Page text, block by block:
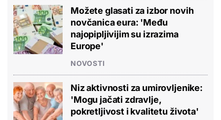
Možete glasati za izbor novih
novčanica eura: 'Među
najopipljivijim su izrazima
Europe'
NOVOSTI
Niz aktivnosti za umirovljenike:
'Mogu jačati zdravlje,
pokretljivost i kvalitetu života'